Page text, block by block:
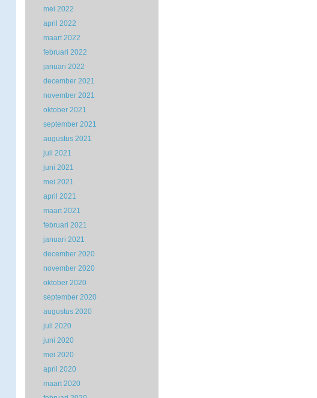
mei 2022
april 2022
maart 2022
februari 2022
januari 2022
december 2021
november 2021
oktober 2021
september 2021
augustus 2021
juli 2021
juni 2021
mei 2021
april 2021
maart 2021
februari 2021
januari 2021
december 2020
november 2020
oktober 2020
september 2020
augustus 2020
juli 2020
juni 2020
mei 2020
april 2020
maart 2020